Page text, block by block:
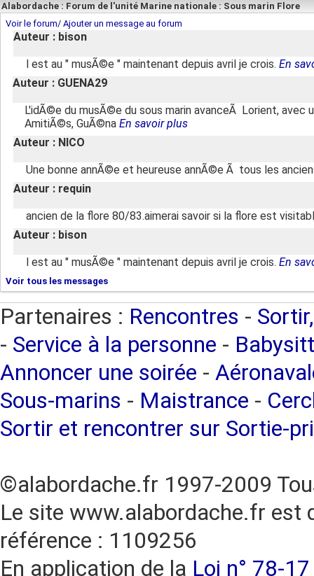
Alabordache : Forum de l'unité Marine nationale : Sous marin Flore
Voir le forum/ Ajouter un message au forum
Auteur : bison
l est au " musÃ©e " maintenant depuis avril je crois. En
Auteur : GUENA29
L'idÃ©e du musÃ©e du sous marin avanceÃ Lorient, avec
AmitiÃ©s, GuÃ©na En savoir plus
Auteur : NICO
Une bonne annÃ©e et heureuse annÃ©e Ã tous les
Auteur : requin
ancien de la flore 80/83.aimerai savoir si la flore est
Auteur : bison
l est au " musÃ©e " maintenant depuis avril je crois. En
Voir tous les messages
Partenaires : Rencontres -
- Service à la personne -
Annoncer une soirée -
Sous-marins - Maistrance -
Sortir et rencontrer sur Sortie-
©alabordache.fr 1997-2009
Le site www.alabordache.fr est
référence : 1109256
En application de la Loi n° 78-